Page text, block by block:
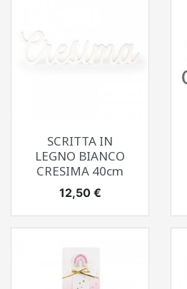
SCRITTA IN
LEGNO BIANCO
CRESIMA 40cm
Prezzo
12,50 €